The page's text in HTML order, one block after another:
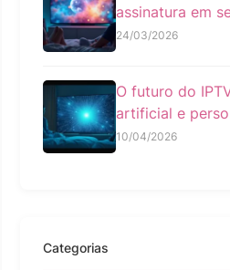
assinatura em
24/03/2026
O futuro do
artificial e
10/04/2026
Categorias